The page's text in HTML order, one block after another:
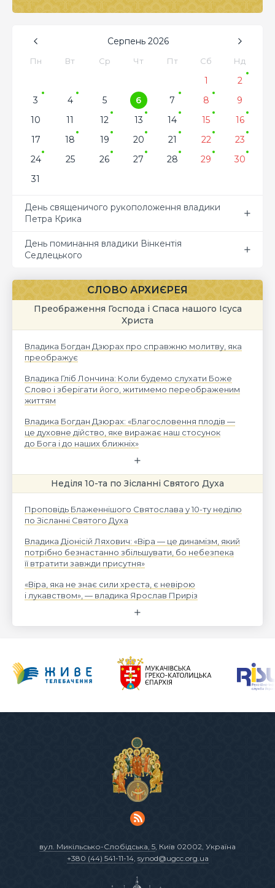
Серпень 2026
Пн Вт Ср Чт Пт Сб Нд
1
2
3
4 5 6 7 8
9
10
11 12 13 14 15
16
17
18 19 20 21 22
23
24
25 26 27 28 29
30
31
День священичого рукоположення владики
Петра Крика
День поминання владики Вінкентія
Седлецького
СЛОВО АРХИЄРЕЯ
Преображення Господа і Спаса нашого Ісуса
Христа
Владика Богдан Дзюрах про справжню молитву, яка
преображує
Владика Гліб Лончина: Коли будемо слухати Боже
Слово і зберігати його, житимемо переображеним
життям
Владика Богдан Дзюрах: «Благословення плодів —
це духовне дійство, яке виражає наш стосунок
до Бога і до наших ближніх»
Неділя 10-та по Зісланні Святого Духа
Проповідь Блаженнішого Святослава у 10-ту неділю
по Зісланні Святого Духа
Владика Діонісій Ляхович: «Віра — це динамізм, який
потрібно безнастанно збільшувати, бо небезпека
її втратити завжди присутня»
«Віра, яка не знає сили хреста, є невірою
і лукавством», — владика Ярослав Приріз
вул. Микільсько-Слобідська, 5 , Київ 02002, Україна
+380 (44) 541-11-14, synod@ugcc.org.ua